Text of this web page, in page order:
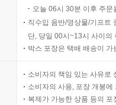
오늘 06시 30분 이후 주
직수입 음반/영상물/기프트
단, 당일 00시~13시 사이의
박스 포장은 택배 배송이
소비자의 책임 있는 사유로
소비자의 사용, 포장 개봉
복제가 가능한 상품 등의